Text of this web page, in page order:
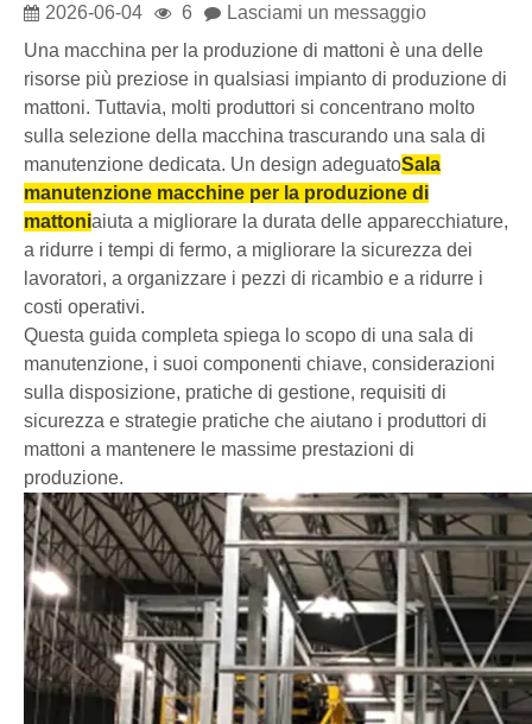
2026-06-04 6
Lasciami un messaggio
Una macchina per la produzione di mattoni è una delle
risorse più preziose in qualsiasi impianto di produzione di
mattoni. Tuttavia, molti produttori si concentrano molto
sulla selezione della macchina trascurando una sala di
manutenzione dedicata. Un design adeguatoSala
manutenzione macchine per la produzione di
mattoniaiuta a migliorare la durata delle apparecchiature,
a ridurre i tempi di fermo, a migliorare la sicurezza dei
lavoratori, a organizzare i pezzi di ricambio e a ridurre i
costi operativi.
Questa guida completa spiega lo scopo di una sala di
manutenzione, i suoi componenti chiave, considerazioni
sulla disposizione, pratiche di gestione, requisiti di
sicurezza e strategie pratiche che aiutano i produttori di
mattoni a mantenere le massime prestazioni di
produzione.